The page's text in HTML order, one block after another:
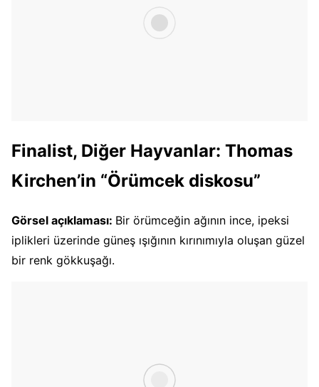
Finalist, Diğer Hayvanlar: Thomas
Kirchen’in “Örümcek diskosu”
Görsel açıklaması: Bir örümceğin ağının ince, ipeksi
iplikleri üzerinde güneş ışığının kırınımıyla oluşan güzel
bir renk gökkuşağı.